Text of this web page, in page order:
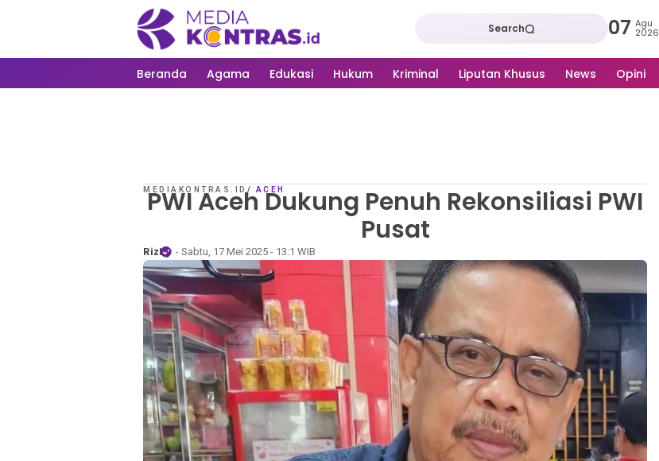
Search 07 Agu
2026
Beranda Agama Edukasi Hukum Kriminal Liputan Khusus News Opini
MEDIAKONTRAS.ID / ACEH
PWI Aceh Dukung Penuh Rekonsiliasi PWI
Pusat
Rizky - Sabtu, 17 Mei 2025 - 13:1 WIB